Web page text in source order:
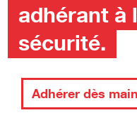
adhérant à
sécurité.
Adhérer dès